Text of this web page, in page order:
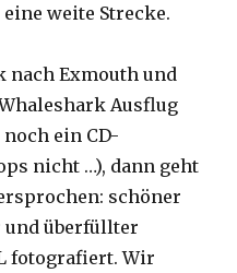
weite Strecke.
nach Exmouth und
Ausflug
ein CD-
nicht …), dann geht
schöner
und überfüllter
fotografiert. Wir